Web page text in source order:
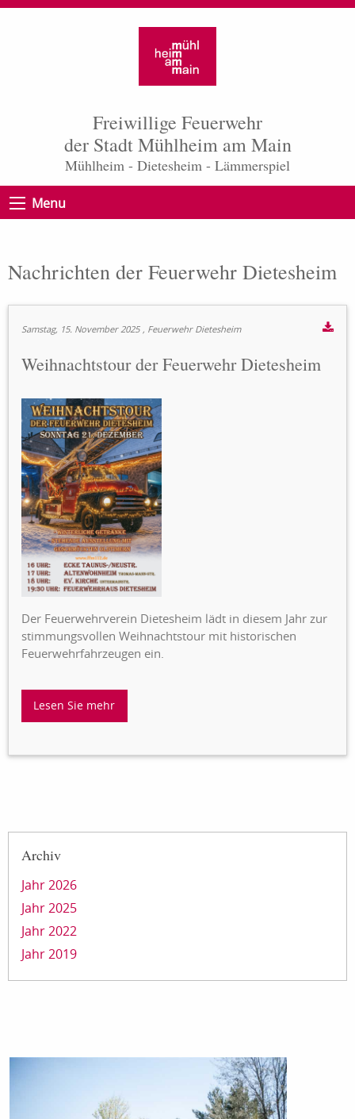
Freiwillige Feuerwehr
der Stadt Mühlheim am Main
Mühlheim - Dietesheim - Lämmerspiel
Menu
Nachrichten der Feuerwehr Dietesheim
Samstag, 15. November 2025 , Feuerwehr Dietesheim
Weihnachtstour der Feuerwehr Dietesheim
Der Feuerwehrverein Dietesheim lädt in diesem Jahr zur
stimmungsvollen Weihnachtstour mit historischen
Feuerwehrfahrzeugen ein.
Lesen Sie mehr
Archiv
Jahr 2026
Jahr 2025
Jahr 2022
Jahr 2019